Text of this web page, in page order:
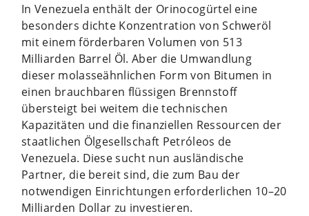
In Venezuela enthält der Orinocogürtel eine
besonders dichte Konzentration von Schweröl
mit einem förderbaren Volumen von 513
Milliarden Barrel Öl. Aber die Umwandlung
dieser molasseähnlichen Form von Bitumen in
einen brauchbaren flüssigen Brennstoff
übersteigt bei weitem die technischen
Kapazitäten und die finanziellen Ressourcen der
staatlichen Ölgesellschaft Petróleos de
Venezuela. Diese sucht nun ausländische
Partner, die bereit sind, die zum Bau der
notwendigen Einrichtungen erforderlichen 10–20
Milliarden Dollar zu investieren.